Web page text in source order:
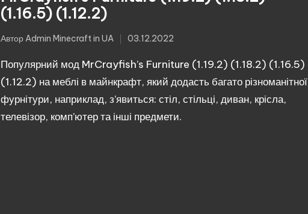
(1.16.5) (1.12.2)
Опубліковано
АвторAdmin Minecraft in UA 03.12.2022
Популярний мод MrCrayfish’s Furniture (1.19.2) (1.18.2) (1.16.5)
(1.12.2) на меблі в майнкрафт, який додасть багато різноманітної
фурнітури, наприклад, з’явиться: стіл, стільці, диван, крісла,
телевізор, комп’ютер та інші предмети.